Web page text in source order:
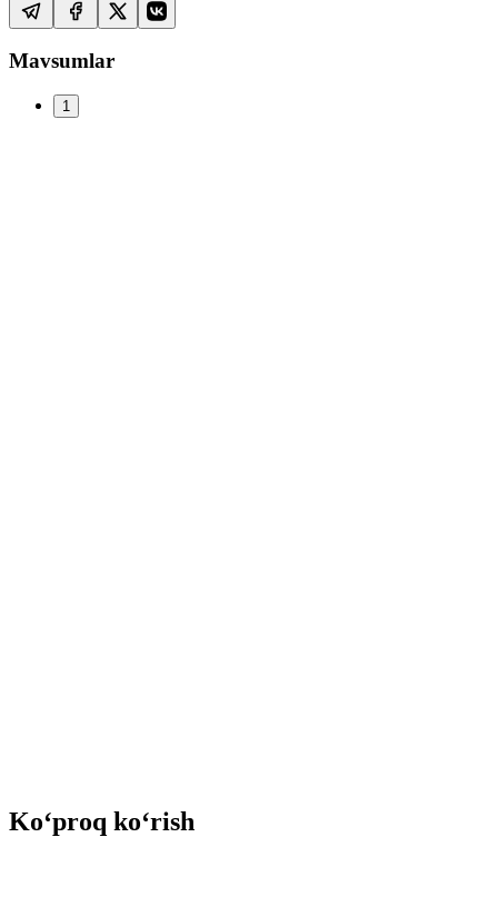
Mavsumlar
1
Ko‘proq ko‘rish